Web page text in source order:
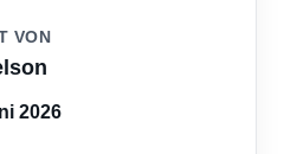
VON
2026